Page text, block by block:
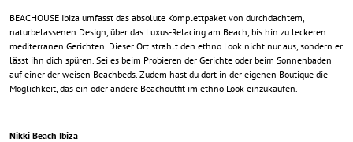
BEACHOUSE Ibiza umfasst das absolute Komplettpaket von durchdachtem,
naturbelassenen Design, über das Luxus-Relacing am Beach, bis hin zu leckeren
mediterranen Gerichten. Dieser Ort strahlt den ethno Look nicht nur aus, sondern er
lässt ihn dich spüren. Sei es beim Probieren der Gerichte oder beim Sonnenbaden
auf einer der weisen Beachbeds. Zudem hast du dort in der eigenen Boutique die
Möglichkeit, das ein oder andere Beachoutfit im ethno Look einzukaufen.
Nikki Beach Ibiza